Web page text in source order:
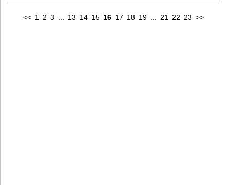
<< 1 2 3 13 14 15 16 17 18 19 21 22 23 >>